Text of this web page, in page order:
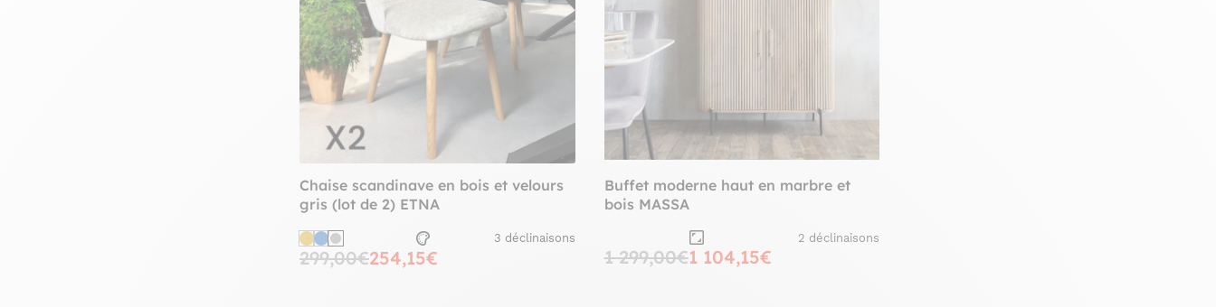
Chaise scandinave en bois et velours
gris (lot de 2) ETNA
3 déclinaisons
299,00€254,15€
Buffet moderne haut en marbre et
bois MASSA
2 déclinaisons
1 299,00€1 104,15€